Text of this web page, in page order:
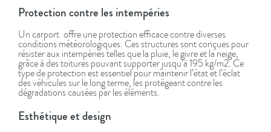
Protection contre les intempéries
Un carport offre une protection efficace contre diverses
conditions météorologiques. Ces structures sont conçues pour
résister aux intempéries telles que la pluie, le givre et la neige,
grâce à des toitures pouvant supporter jusqu’à 195 kg/m2. Ce
type de protection est essentiel pour maintenir l’état et l’éclat
des véhicules sur le long terme, les protégeant contre les
dégradations causées par les éléments.
Esthétique et design